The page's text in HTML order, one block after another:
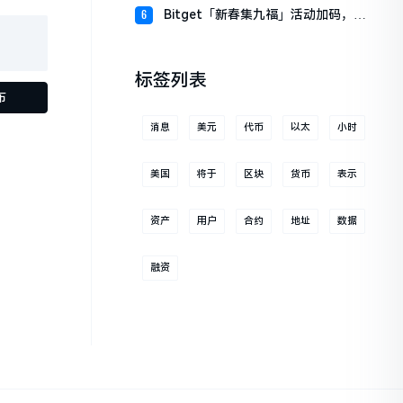
6
Bitget「新春集九福」活动加码，报
标签列表
消息 美元 代币 以太 小时
美国 将于 区块 货币 表示
资产 用户 合约 地址 数据
融资